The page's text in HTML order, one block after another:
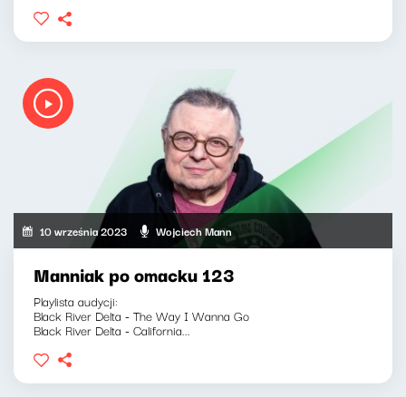
10 września 2023 Wojciech Mann
Manniak po omacku 123
Playlista audycji:
Black River Delta - The Way I Wanna Go
Black River Delta - California...